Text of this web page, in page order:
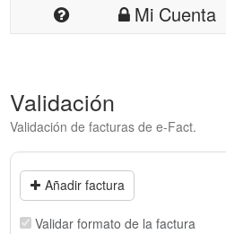
Mi Cuenta
Validación
Validación de facturas de e-Fact.
Añadir factura
Validar formato de la factura